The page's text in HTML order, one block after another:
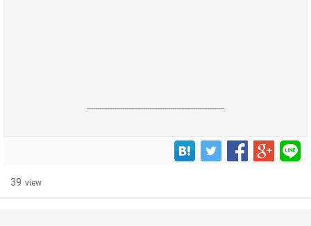
------------------------------------------------------------------
39 view